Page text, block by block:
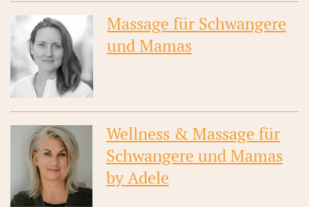
Massage für Schwangere
und Mamas
Wellness & Massage für
Schwangere und Mamas
by Adele